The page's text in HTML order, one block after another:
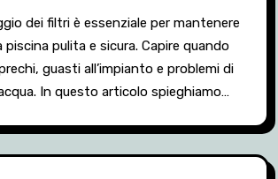
piscina pulita e sicura. Capire quando
guasti all’impianto e problemi di
In questo articolo spieghiamo…